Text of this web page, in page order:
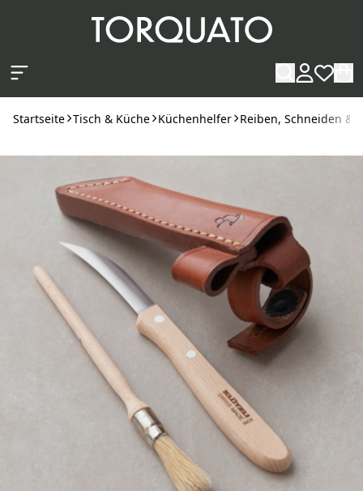
Startseite Tisch & Küche Küchenhelfer Reiben, Schneiden &